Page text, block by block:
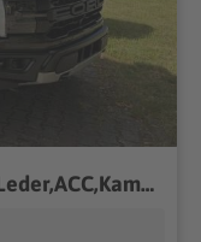
Ford F-150 Raptor MY26 3.5V6, Leder,ACC,Kamera,AHK,LED